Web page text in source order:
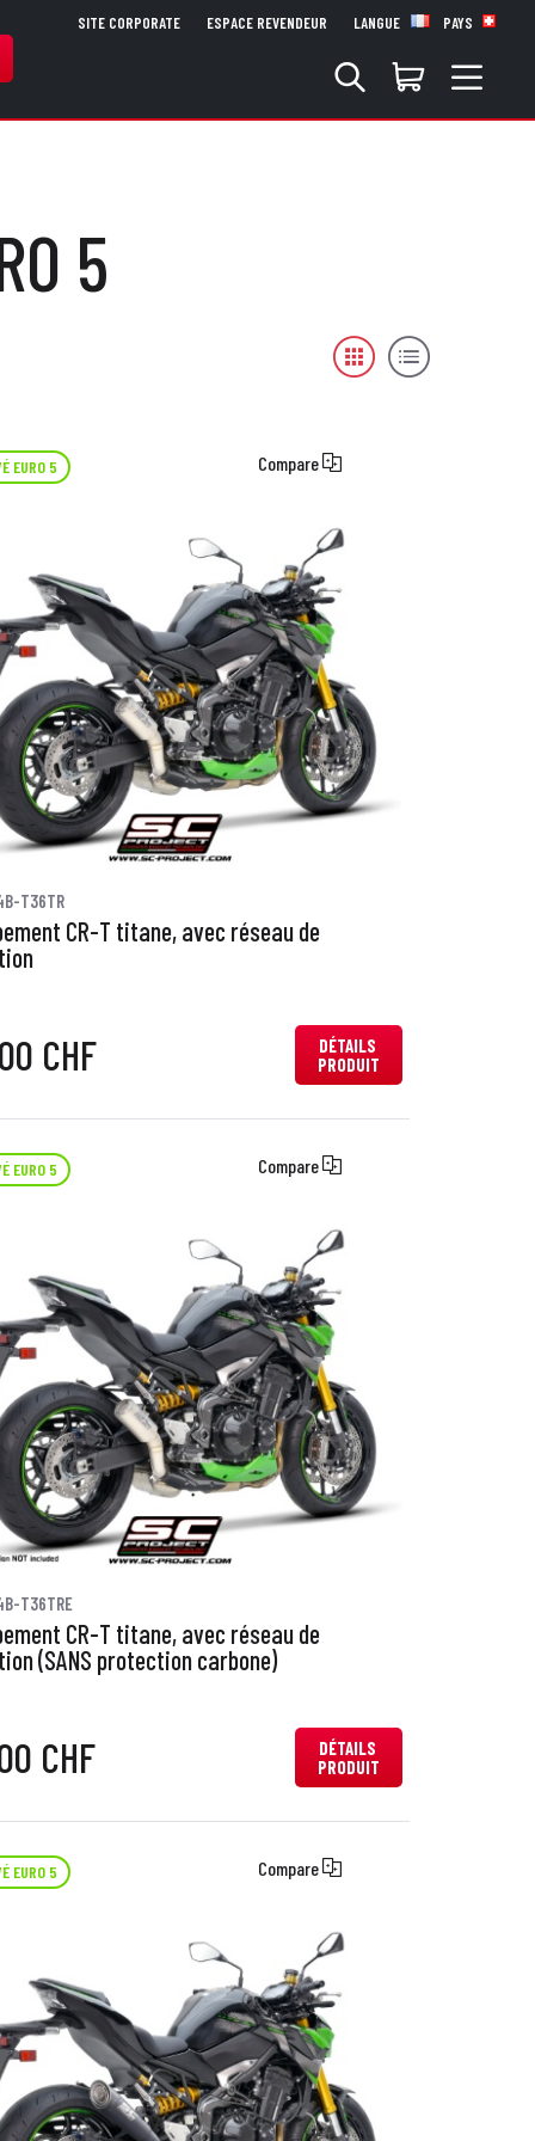
SITE CORPORATE ESPACE REVENDEUR LANGUE PAYS
5
EURO 5 Compare
T36TR
CR-T titane, avec réseau de
CHF
DÉTAILS
PRODUIT
EURO 5 Compare
T36TRE
CR-T titane, avec réseau de
(SANS protection carbone)
CHF
DÉTAILS
PRODUIT
EURO 5 Compare